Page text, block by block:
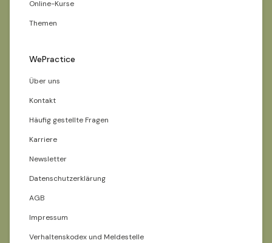
Online-Kurse
Themen
WePractice
Über uns
Kontakt
Häufig gestellte Fragen
Karriere
Newsletter
Datenschutzerklärung
AGB
Impressum
Verhaltenskodex und Meldestelle